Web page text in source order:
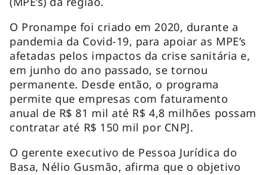
O Pronampe foi criado em 2020, durante a
pandemia da Covid-19, para apoiar as MPE’s
afetadas pelos impactos da crise sanitária e,
em junho do ano passado, se tornou
permanente. Desde então, o programa
permite que empresas com faturamento
anual de R$ 81 mil até R$ 4,8 milhões possam
contratar até R$ 150 mil por CNPJ.
O gerente executivo de Pessoa Jurídica do
Basa, Nélio Gusmão, afirma que o objetivo